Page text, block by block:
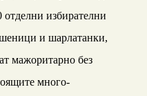
отделни избирателни
и шарлатанки,
мажоритарно без
много-